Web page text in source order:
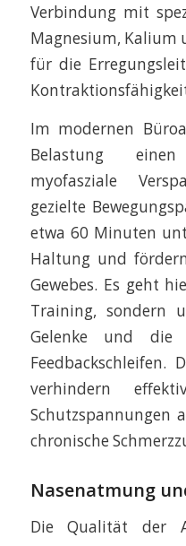
Verbindung mit
Magnesium, Kalium
für die
Im modernen
Belastung
myofasziale
gezielte
etwa 60 Minuten
Haltung und
Gewebes. Es geht
Training, sondern
Gelenke und die
Feedbackschleifen.
verhindern
Schutzspannungen
chronische
Nasenatmung
Die Qualität der